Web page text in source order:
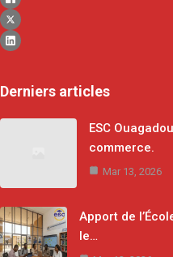
Derniers articles
ESC
commerce.
Mar 13, 2026
Apport de
le…